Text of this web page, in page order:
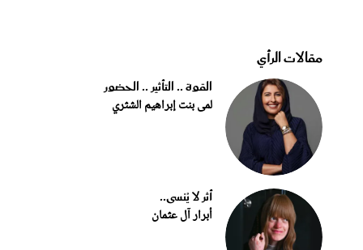
مقالات الرأي
القوة .. التأثير .. الحضور
لمى بنت إبراهيم الشثري
أثر لا يُنسى..
أبرار آل عثمان